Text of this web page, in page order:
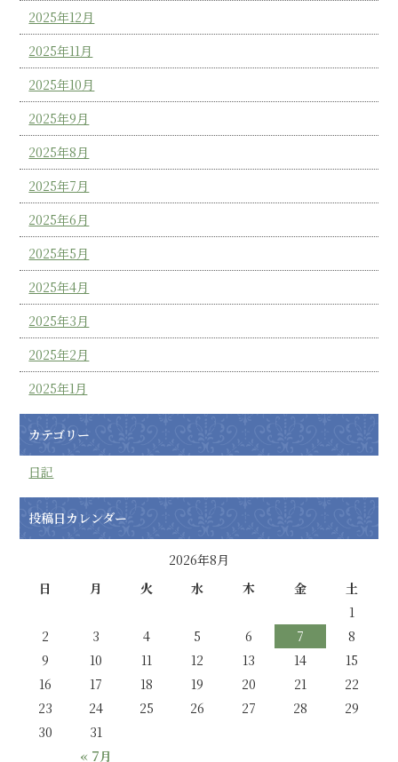
2025年12月
2025年11月
2025年10月
2025年9月
2025年8月
2025年7月
2025年6月
2025年5月
2025年4月
2025年3月
2025年2月
2025年1月
カテゴリー
日記
投稿日カレンダー
2026年8月
日
月 火 水 木 金 土
« 7月
1
2
3 4 5 6 7
8
9
10 11 12 13 14
15
16
17 18 19 20 21
22
23
24 25 26 27 28
29
30
31